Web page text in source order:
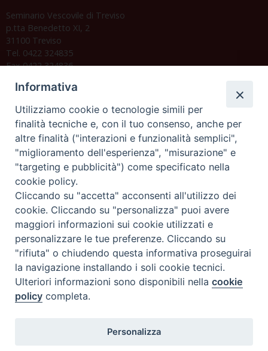
Seminario Vescovile di Treviso
p.tta Benedetto XI, 2
31100 Treviso
Tel. 0422 324835
Fax 0422 324836
C.F. 94004060268
Orario di segreteria
Lunedì 17.30-19.30
Martedì 17.30-19.30
Mercoledì 17.30-19.30
Giovedì 17.30-19.30
Venerdì chiuso
Sabato 9.30-11.30
Privacy e sicurezza
Informativa
Utilizziamo cookie o tecnologie simili per
finalità tecniche e, con il tuo consenso, anche per
altre finalità ("interazioni e funzionalità semplici",
"miglioramento dell'esperienza", "misurazione" e
"targeting e pubblicità") come specificato nella
cookie policy.
Cliccando su "accetta" acconsenti all'utilizzo dei
cookie. Cliccando su "personalizza" puoi avere
maggiori informazioni sui cookie utilizzati e
personalizzare le tue preferenze. Cliccando su
"rifiuta" o chiudendo questa informativa proseguirai
la navigazione installando i soli cookie tecnici.
Ulteriori informazioni sono disponibili nellacookie
policy completa.
Personalizza